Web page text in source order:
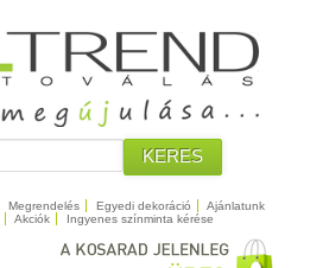
KERES
Megrendelés Egyedi dekoráció
Ajánlatunk
Akciók Ingyenes színminta kérése